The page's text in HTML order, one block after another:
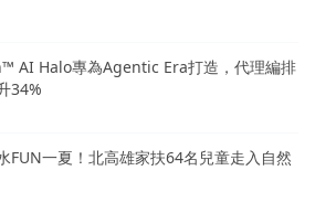
AI Halo專為Agentic Era打造，代理編排
34%
FUN一夏！北高雄家扶64名兒童走入自然